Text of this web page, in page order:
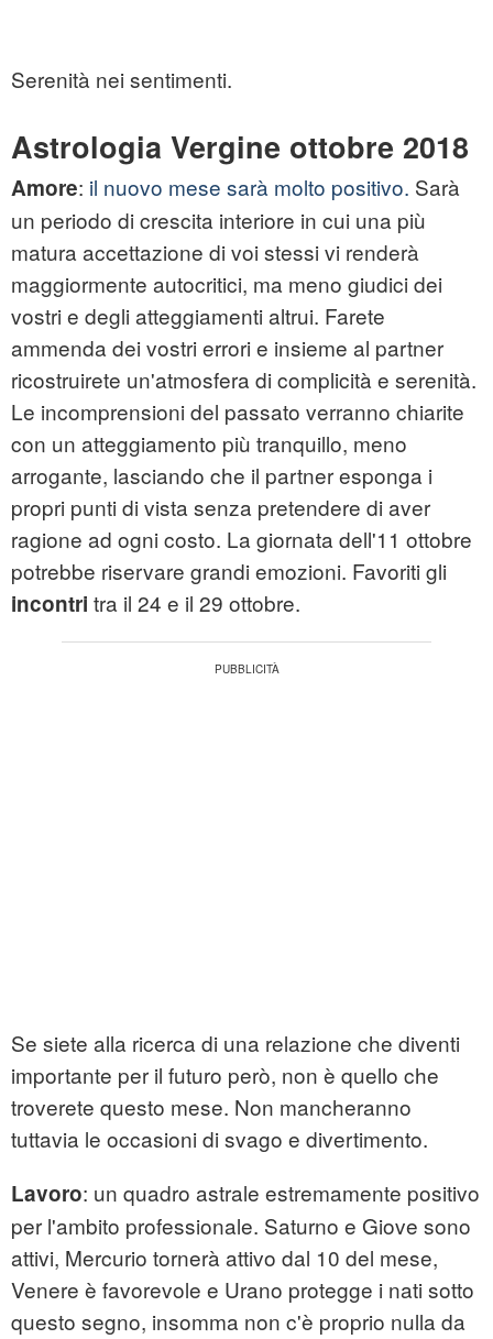
Serenità nei sentimenti.
Astrologia Vergine ottobre 2018
Amore: il nuovo mese sarà molto positivo. Sarà
un periodo di crescita interiore in cui una più
matura accettazione di voi stessi vi renderà
maggiormente autocritici, ma meno giudici dei
vostri e degli atteggiamenti altrui. Farete
ammenda dei vostri errori e insieme al partner
ricostruirete un'atmosfera di complicità e serenità.
Le incomprensioni del passato verranno chiarite
con un atteggiamento più tranquillo, meno
arrogante, lasciando che il partner esponga i
propri punti di vista senza pretendere di aver
ragione ad ogni costo. La giornata dell'11 ottobre
potrebbe riservare grandi emozioni. Favoriti gli
incontri tra il 24 e il 29 ottobre.
Se siete alla ricerca di una relazione che diventi
importante per il futuro però, non è quello che
troverete questo mese. Non mancheranno
tuttavia le occasioni di svago e divertimento.
Lavoro: un quadro astrale estremamente positivo
per l'ambito professionale. Saturno e Giove sono
attivi, Mercurio tornerà attivo dal 10 del mese,
Venere è favorevole e Urano protegge i nati sotto
questo segno, insomma non c'è proprio nulla da